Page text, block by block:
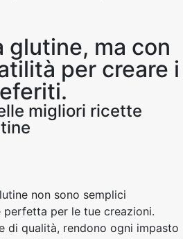
glutine, ma con
per creare i
migliori ricette
non sono semplici
perfetta per le tue creazioni.
di qualità, rendono ogni impasto